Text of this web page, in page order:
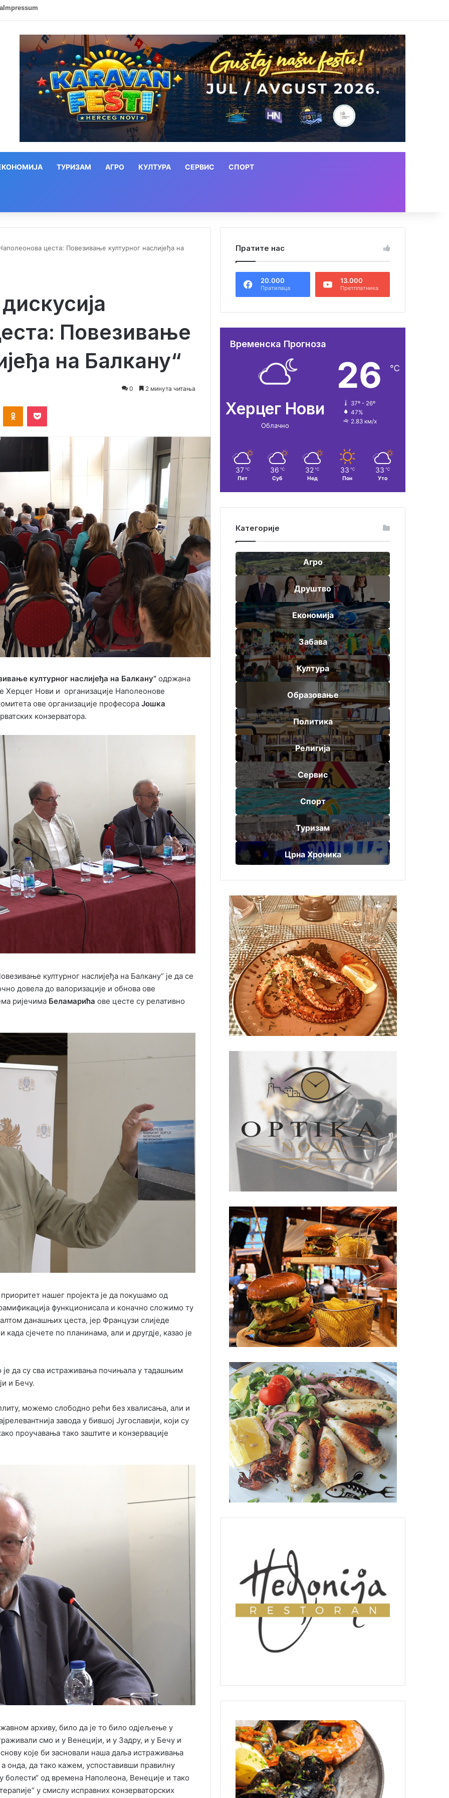
Impressum
ТУРИЗАМ АГРО КУЛТУРА СЕРВИС СПОРТ
цеста: Повезивање културног наслијеђа на
Повезивање
на Балкану“
0 2 минута читања
културног наслијеђа на Балкану“ одржана
Херцег Нови и организације Наполеонове
ове организације професора Јошка
конзерватора.
културног наслијеђа на Балкану“ је да се
довела до валоризације и обнова ове
ријечима Беламарића ове цесте су релативно
нашег пројекта је да покушамо од
функционисала и коначно сложимо ту
данашњих цеста, јер Французи слиједе
сјечете по планинама, али и другдје, казао је
је да су сва истраживања почињала у тадашњим
и Бечу.
можемо слободно рећи без хвалисања, али и
завода у бившој Југославији, који су
проучавања тако заштите и конзервације
архиву, било да је то било одјељење у
смо и у Венецији, и у Задру, и у Бечу и
које би засновали наша даља истраживања
онда, да тако кажем, успоставивши правилну
болести“ од времена Наполеона, Венеције и тако
у смислу исправних конзерваторских
Пратите нас
20.000
Пратилаца
13.000
Претплатника
Временска Прогноза
Херцег Нови
Облачно
26 ℃
37º - 26º
47%
2.83 км/х
37 ℃
Пет
36 ℃
Суб
32 ℃
Нед
33 ℃
Пон
33 ℃
Уто
Категорије
Агро
Друштво
Економија
Забава
Култура
Образовање
Политика
Религија
Сервис
Спорт
Туризам
Црна Хроника